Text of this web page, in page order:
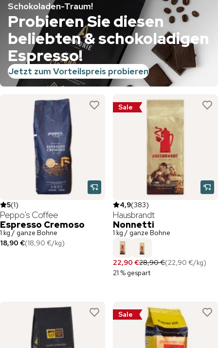
Schokoladen-Traum!
Probieren Sie diesen
beliebten & schokoladigen
Espresso!
Jetzt zum Vorteilspreis probieren
5(1)
Peppo's Coffee
Espresso Cremoso
1 kg / ganze Bohne
18,90 €(18,90 €/kg)
Sale
4,9(383)
Hausbrandt
Nonnetti
1 kg / ganze Bohne
22,90 €28,90 €(22,90 €/kg)
21 % gespart
Sale